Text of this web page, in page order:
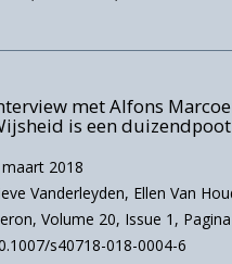
reflectie over de rol
en de waardigheid
leeftijd.
lezers van Geron is het
bij de vraag welke
in onze samenleving. In
gaan we dieper in op de
met Alfons
is een duizendpoot
2018
Vanderleyden, Ellen Van
Volume 20, Issue 1,
s40718-018-0004-6